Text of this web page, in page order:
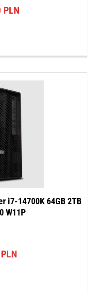
PLN
i7-14700K 64GB 2TB
W11P
PLN